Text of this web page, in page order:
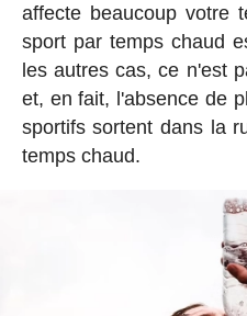
affecte beaucoup votre
sport par temps chaud
les autres cas, ce n'est
et, en fait, l'absence de
sportifs sortent dans la
temps chaud.